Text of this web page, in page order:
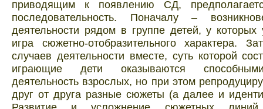
приводящим к появлению СД,
последовательность. Поначалу –
деятельности рядом в группе детей, у которых
игра сюжетно-отобразительного характера.
случаев деятельности вместе, суть которой
играющие дети оказываются
деятельность взрослых, но при этом
друг от друга разные сюжеты (а далее и